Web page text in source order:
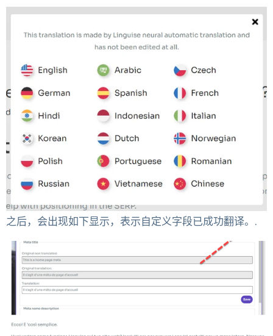
之后，会出现如下显示，表示自定义字段已成功翻译。.